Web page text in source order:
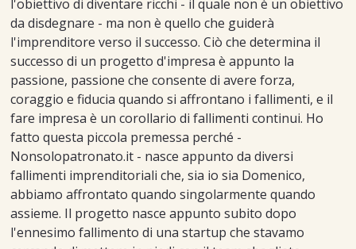
l'obiettivo di diventare ricchi - il quale non è un obiettivo
da disdegnare - ma non è quello che guiderà
l'imprenditore verso il successo. Ciò che determina il
successo di un progetto d'impresa è appunto la
passione, passione che consente di avere forza,
coraggio e fiducia quando si affrontano i fallimenti, e il
fare impresa è un corollario di fallimenti continui. Ho
fatto questa piccola premessa perché -
Nonsolopatronato.it - nasce appunto da diversi
fallimenti imprenditoriali che, sia io sia Domenico,
abbiamo affrontato quando singolarmente quando
assieme. Il progetto nasce appunto subito dopo
l'ennesimo fallimento di una startup che stavamo